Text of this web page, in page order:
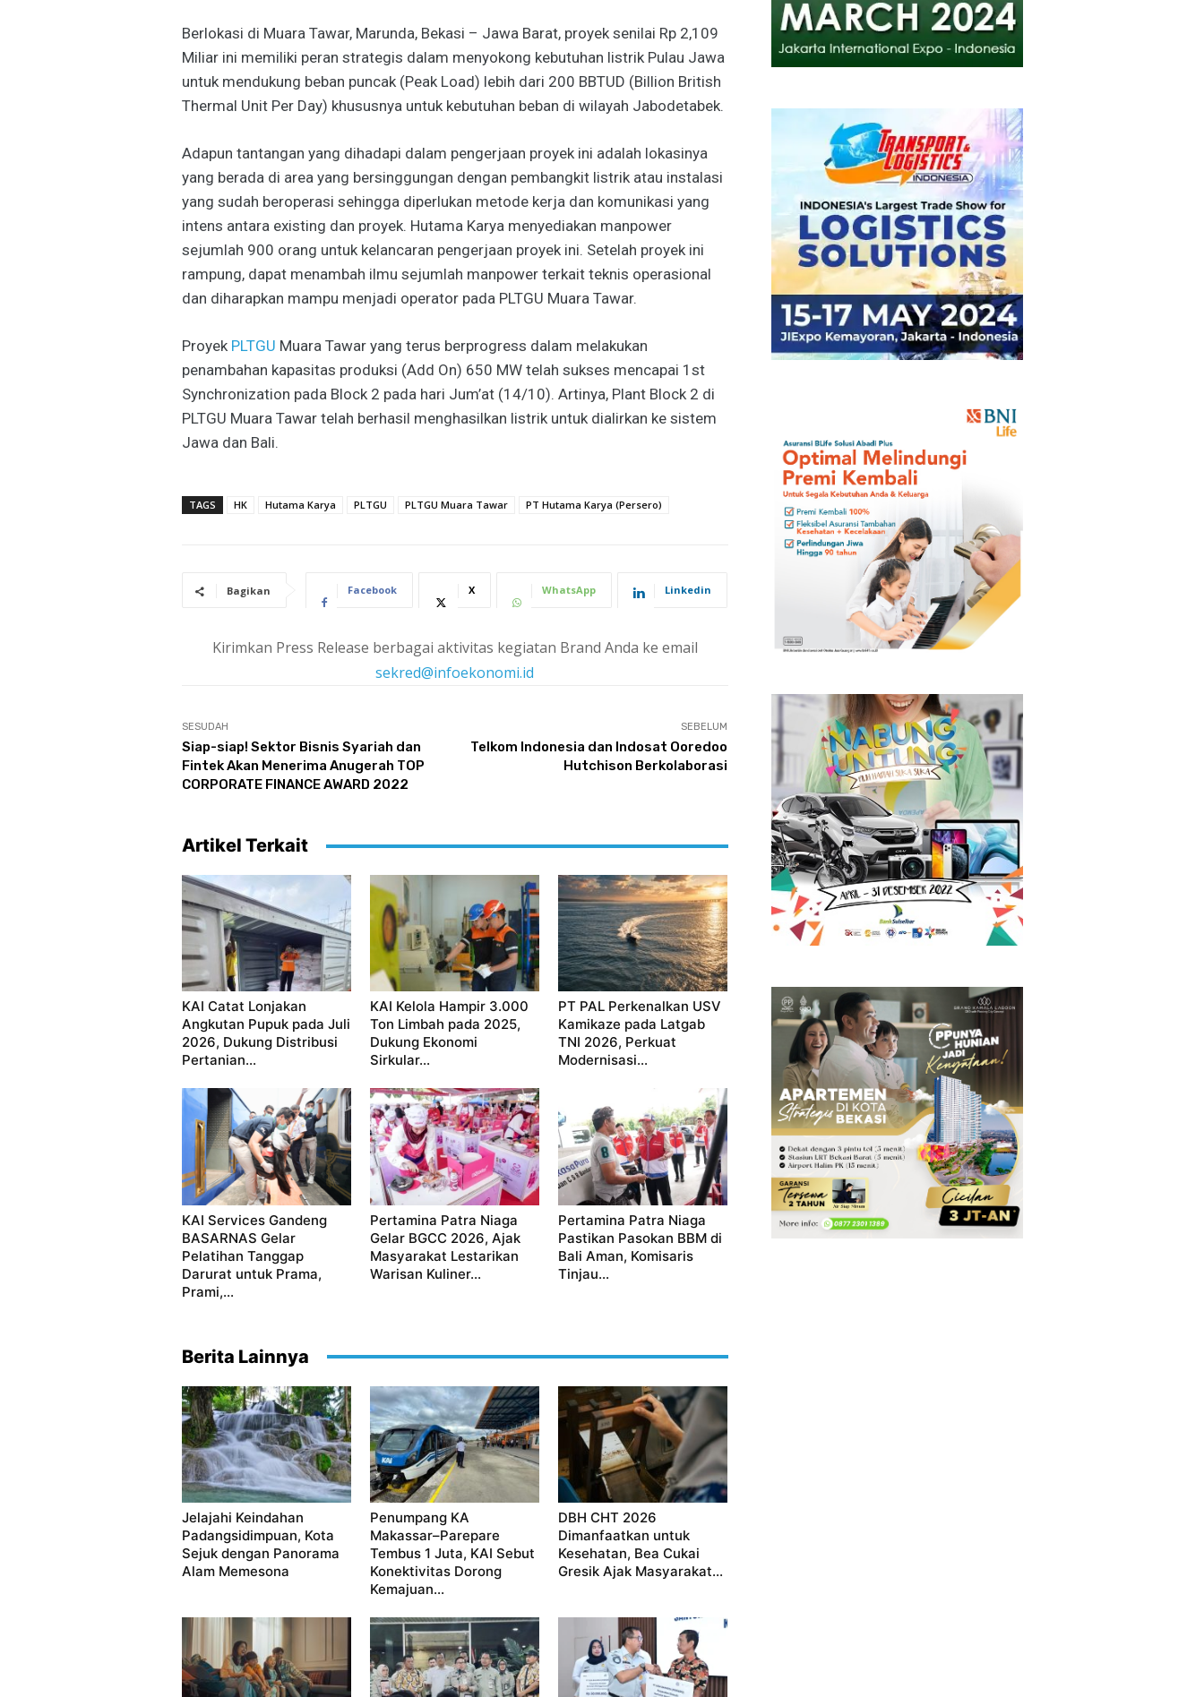
Berlokasi di Muara Tawar, Marunda, Bekasi – Jawa Barat, proyek senilai Rp 2,109
Miliar ini memiliki peran strategis dalam menyokong kebutuhan listrik Pulau Jawa
untuk mendukung beban puncak (Peak Load) lebih dari 200 BBTUD (Billion British
Thermal Unit Per Day) khususnya untuk kebutuhan beban di wilayah Jabodetabek.
Adapun tantangan yang dihadapi dalam pengerjaan proyek ini adalah lokasinya
yang berada di area yang bersinggungan dengan pembangkit listrik atau instalasi
yang sudah beroperasi sehingga diperlukan metode kerja dan komunikasi yang
intens antara existing dan proyek. Hutama Karya menyediakan manpower
sejumlah 900 orang untuk kelancaran pengerjaan proyek ini. Setelah proyek ini
rampung, dapat menambah ilmu sejumlah manpower terkait teknis operasional
dan diharapkan mampu menjadi operator pada PLTGU Muara Tawar.
Proyek PLTGU Muara Tawar yang terus berprogress dalam melakukan
penambahan kapasitas produksi (Add On) 650 MW telah sukses mencapai 1st
Synchronization pada Block 2 pada hari Jum’at (14/10). Artinya, Plant Block 2 di
PLTGU Muara Tawar telah berhasil menghasilkan listrik untuk dialirkan ke sistem
Jawa dan Bali.
TAGS HK Hutama Karya PLTGU PLTGU Muara Tawar PT Hutama Karya (Persero)
Bagikan Facebook X WhatsApp Linkedin
Kirimkan Press Release berbagai aktivitas kegiatan Brand Anda ke email
sekred@infoekonomi.id
SESUDAH
Siap-siap! Sektor Bisnis Syariah dan
Fintek Akan Menerima Anugerah TOP
CORPORATE FINANCE AWARD 2022
SEBELUM
Telkom Indonesia dan Indosat Ooredoo
Hutchison Berkolaborasi
Artikel Terkait
KAI Catat Lonjakan
Angkutan Pupuk pada Juli
2026, Dukung Distribusi
Pertanian...
KAI Kelola Hampir 3.000
Ton Limbah pada 2025,
Dukung Ekonomi
Sirkular...
PT PAL Perkenalkan USV
Kamikaze pada Latgab
TNI 2026, Perkuat
Modernisasi...
KAI Services Gandeng
BASARNAS Gelar
Pelatihan Tanggap
Darurat untuk Prama,
Prami,...
Pertamina Patra Niaga
Gelar BGCC 2026, Ajak
Masyarakat Lestarikan
Warisan Kuliner...
Pertamina Patra Niaga
Pastikan Pasokan BBM di
Bali Aman, Komisaris
Tinjau...
Berita Lainnya
Jelajahi Keindahan
Padangsidimpuan, Kota
Sejuk dengan Panorama
Alam Memesona
Penumpang KA
Makassar–Parepare
Tembus 1 Juta, KAI Sebut
Konektivitas Dorong
Kemajuan...
DBH CHT 2026
Dimanfaatkan untuk
Kesehatan, Bea Cukai
Gresik Ajak Masyarakat...